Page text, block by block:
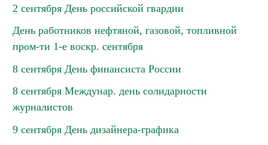
2 сентября День российской гвардии
День работников нефтяной, газовой, топливной
пром-ти 1-е воскр. сентября
8 сентября День финансиста России
8 сентября Междунар. день солидарности
журналистов
9 сентября День дизайнера-графика